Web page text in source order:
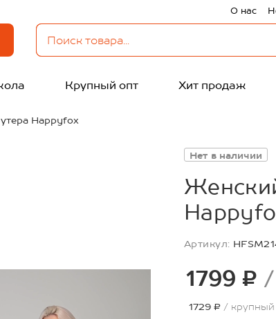
О нас
Крупный опт Хит продаж
Happyfox
Нет в наличии
Артикул:
1799 ₽ /
1729 ₽ / крупный